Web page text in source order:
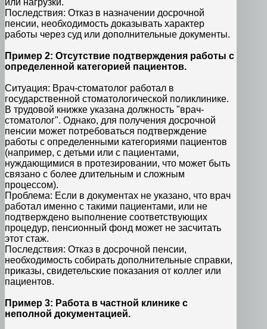
Последствия: Отказ в назначении досрочной
пенсии, необходимость доказывать характер
работы через суд или дополнительные документы.
Пример 2: Отсутствие подтверждения работы с
определенной категорией пациентов.
Ситуация: Врач-стоматолог работал в
государственной стоматологической поликлинике.
В трудовой книжке указана должность "врач-
стоматолог". Однако, для получения досрочной
пенсии может потребоваться подтверждение
работы с определенными категориями пациентов
(например, с детьми или с пациентами,
нуждающимися в протезировании, что может быть
связано с более длительным и сложным
процессом).
Проблема: Если в документах не указано, что врач
работал именно с такими пациентами, или не
подтверждено выполнение соответствующих
процедур, пенсионный фонд может не засчитать
этот стаж.
Последствия: Отказ в досрочной пенсии,
необходимость собирать дополнительные справки,
приказы, свидетельские показания от коллег или
пациентов.
Пример 3: Работа в частной клинике с
неполной документацией.